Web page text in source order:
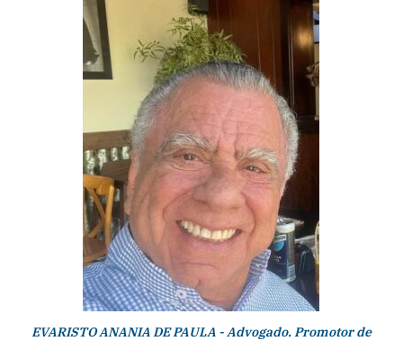
EVARISTO ANANIA DE PAULA - Advogado. Promotor de